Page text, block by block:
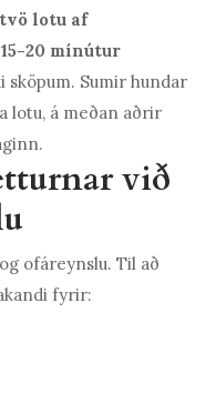
tvö lotu af
20 mínútur
sköpum. Sumir hundar
lotu, á meðan aðrir
við
ofáreynslu. Til að
fyrir: